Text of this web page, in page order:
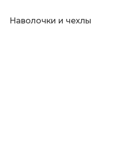
Наволочки и чехлы